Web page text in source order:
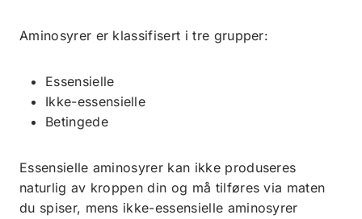
Aminosyrer er klassifisert i tre grupper:
Essensielle
Ikke-essensielle
Betingede
Essensielle aminosyrer kan ikke produseres
naturlig av kroppen din og må tilføres via maten
du spiser, mens ikke-essensielle aminosyrer